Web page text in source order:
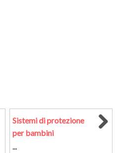
Sistemi di protezione
per bambini